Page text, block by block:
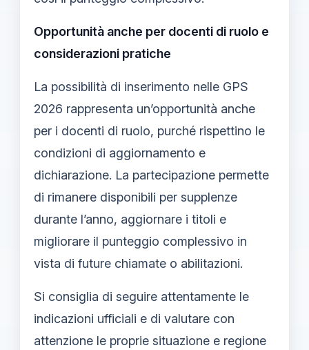
Opportunità anche per docenti di ruolo e
considerazioni pratiche
La possibilità di inserimento nelle GPS
2026 rappresenta un’opportunità anche
per i docenti di ruolo, purché rispettino le
condizioni di aggiornamento e
dichiarazione. La partecipazione permette
di rimanere disponibili per supplenze
durante l’anno, aggiornare i titoli e
migliorare il punteggio complessivo in
vista di future chiamate o abilitazioni.
Si consiglia di seguire attentamente le
indicazioni ufficiali e di valutare con
attenzione le proprie situazione e regione